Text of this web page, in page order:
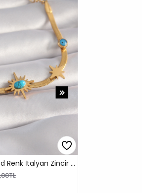
Siyah Beyaz İp Gümüş Renk Ay Yıldız Figür Unisex Model Bileklik